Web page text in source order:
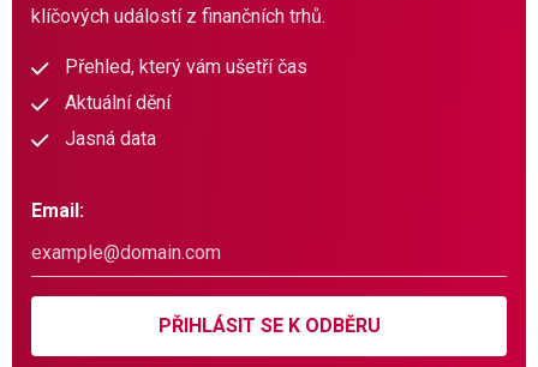
klíčových událostí z finančních trhů.
Přehled, který vám ušetří čas
Aktuální dění
Jasná data
Email:
PŘIHLÁSIT SE K ODBĚRU